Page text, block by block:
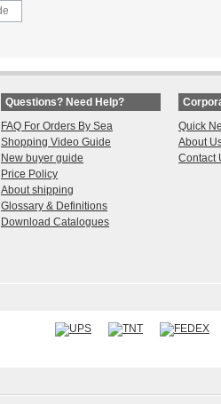
Questions? Need Help?
FAQ For Orders By Sea
Shopping Video Guide
New buyer guide
Price Policy
About shipping
Glossary & Definitions
Download Catalogues
Quick
About
Contact